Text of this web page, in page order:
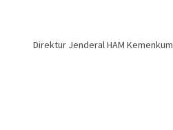
Direktur Jenderal HAM